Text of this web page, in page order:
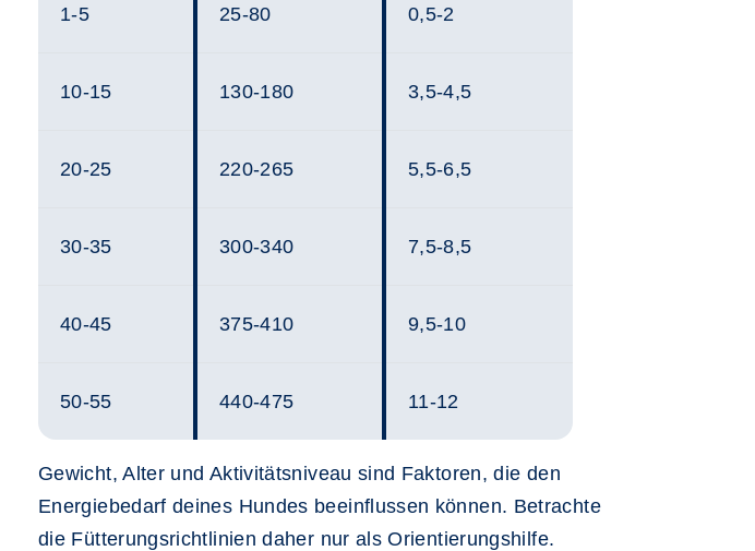
1-5 25-80 0,5-2
10-15 130-180 3,5-4,5
20-25 220-265 5,5-6,5
30-35 300-340 7,5-8,5
40-45 375-410 9,5-10
50-55 440-475 11-12
Gewicht, Alter und Aktivitätsniveau sind Faktoren, die den
Energiebedarf deines Hundes beeinflussen können. Betrachte
die Fütterungsrichtlinien daher nur als Orientierungshilfe.